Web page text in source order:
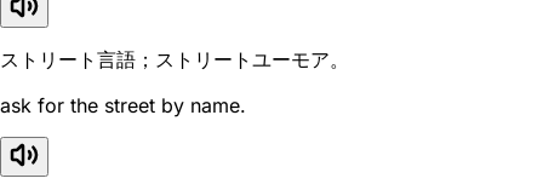
ストリート言語；ストリートユーモア。
ask for the street by name.